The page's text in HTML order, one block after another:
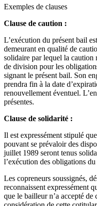
Exemples de clauses
Clause de caution :
L’exécution du présent bail
demeurant en qualité de
solidaire par lequel la caution
de division pour les
signant le présent bail. Son
prendra fin à la date
renouvellement éventuel.
présentes.
Clause de solidarité :
Il est expressément stipulé
pouvant se prévaloir des
juillet 1989 seront tenus
l’exécution des obligations
Les copreneurs soussignés,
reconnaissent expressément
que le bailleur n’a accepté de